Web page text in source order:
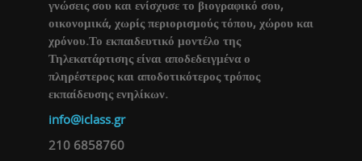
γνώσεις σου και ενίσχυσε το βιογραφικό σου,
οικονομικά, χωρίς περιορισμούς τόπου, χώρου και
χρόνου.Το εκπαιδευτικό μοντέλο της
Τηλεκατάρτισης είναι αποδεδειγμένα ο
πληρέστερος και αποδοτικότερος τρόπος
εκπαίδευσης ενηλίκων.
info@iclass.gr
210 6858760